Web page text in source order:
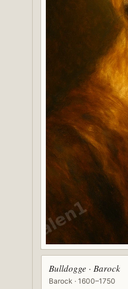
Bulldogge · Barock
Barock · 1600–1750